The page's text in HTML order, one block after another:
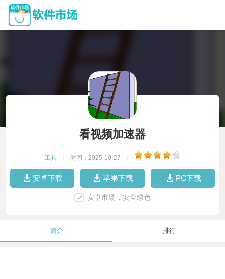
看视频加速器
工具 时间：2025-10-27
安卓下载 苹果下载 PC下载
安卓市场，安全绿色
简介 排行